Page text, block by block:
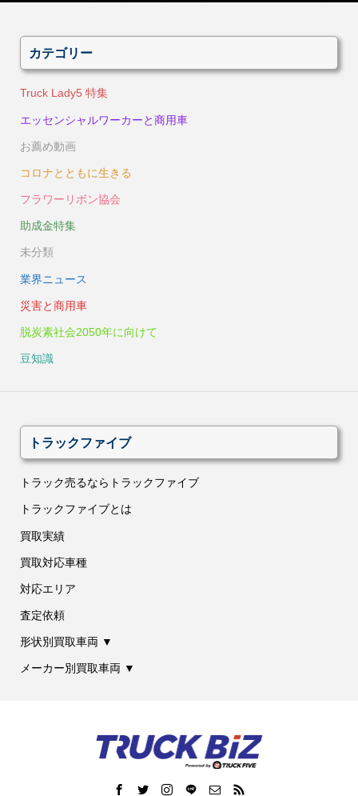
カテゴリー
Truck Lady5 特集
エッセンシャルワーカーと商用車
お薦め動画
コロナとともに生きる
フラワーリボン協会
助成金特集
未分類
業界ニュース
災害と商用車
脱炭素社会2050年に向けて
豆知識
トラックファイブ
トラック売るならトラックファイブ
トラックファイブとは
買取実績
買取対応車種
対応エリア
査定依頼
形状別買取車両 ▼
メーカー別買取車両 ▼